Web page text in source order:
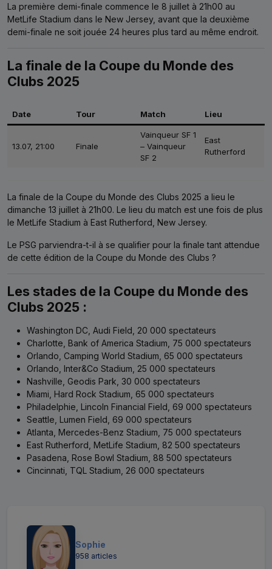
La première demi-finale commence le 8 juillet à 21h00 au
MetLife Stadium dans le New Jersey, avant que la deuxième
demi-finale ne soit jouée 24 heures plus tard au même endroit.
La finale de la Coupe du Monde des
Clubs 2025
Date Tour Match Lieu
13.07, 21:00 Finale
Vainqueur SF 1
– Vainqueur
SF 2
East
Rutherford
La finale de la Coupe du Monde des Clubs 2025 a lieu le
dimanche 13 juillet à 21h00. Le lieu du match est une fois de plus
le MetLife Stadium à East Rutherford, New Jersey.
Le PSG parviendra-t-il à se qualifier pour la finale tant attendue
de cette édition de la Coupe du Monde des Clubs ?
Les stades de la Coupe du Monde des
Clubs 2025 :
Washington DC, Audi Field, 20 000 spectateurs
Charlotte, Bank of America Stadium, 75 000 spectateurs
Orlando, Camping World Stadium, 65 000 spectateurs
Orlando, Inter&Co Stadium, 25 000 spectateurs
Nashville, Geodis Park, 30 000 spectateurs
Miami, Hard Rock Stadium, 65 000 spectateurs
Philadelphie, Lincoln Financial Field, 69 000 spectateurs
Seattle, Lumen Field, 69 000 spectateurs
Atlanta, Mercedes-Benz Stadium, 75 000 spectateurs
East Rutherford, MetLife Stadium, 82 500 spectateurs
Pasadena, Rose Bowl Stadium, 88 500 spectateurs
Cincinnati, TQL Stadium, 26 000 spectateurs
Sophie
958 articles